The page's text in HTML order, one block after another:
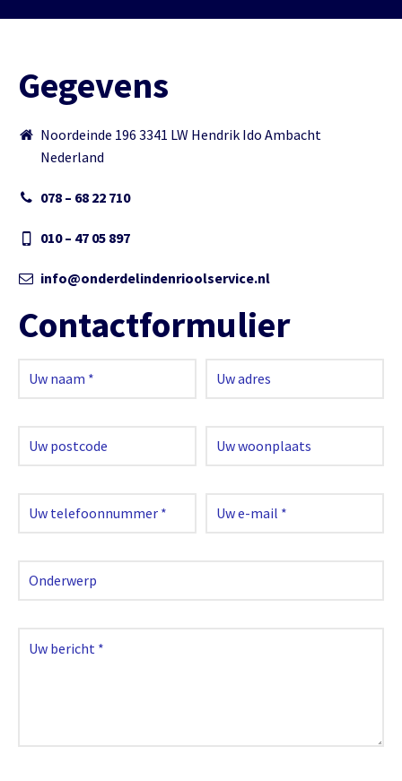
Gegevens
Noordeinde 196 3341 LW Hendrik Ido Ambacht
Nederland
078 – 68 22 710
010 – 47 05 897
info@onderdelindenrioolservice.nl
Contactformulier